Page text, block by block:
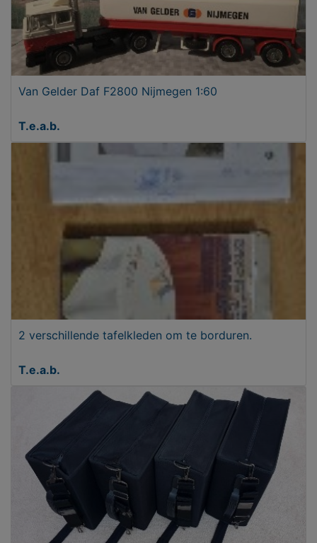
Van Gelder Daf F2800 Nijmegen 1:60
T.e.a.b.
2 verschillende tafelkleden om te borduren.
T.e.a.b.